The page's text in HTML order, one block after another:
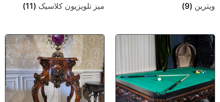
ویترین (9) میز تلویزیون کلاسیک (11)